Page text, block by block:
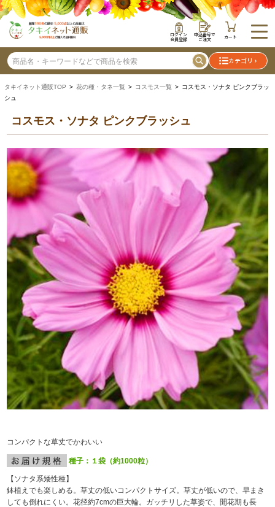
ログイン
会員登録
申込番号で
ご注文 カート
カテゴリ
タキイネット通販TOP > 花の種・タネ一覧 > コスモス一覧 > コスモス・ソナタ ピンクブラッ
シュ
コスモス・ソナタ ピンクブラッシュ
コンパクトな草丈でかわいい
種子：１袋（約1000粒）
【ソナタ系矮性種】
鉢植えでも楽しめる。草丈の低いコンパクトサイズ。草丈が低いので、早まき
しても倒れにくい。花径約7cmの巨大輪。ガッチリした草姿で、開花期も長